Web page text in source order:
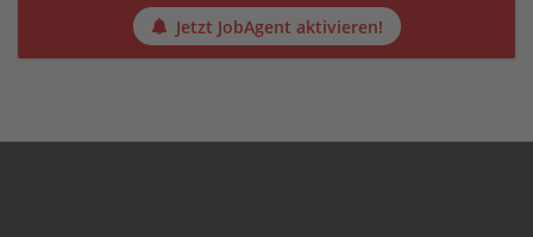
Jetzt JobAgent aktivieren!